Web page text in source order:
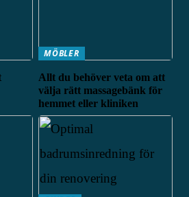
MÖBLER
Allt du behöver veta om att
välja rätt massagebänk för
hemmet eller kliniken